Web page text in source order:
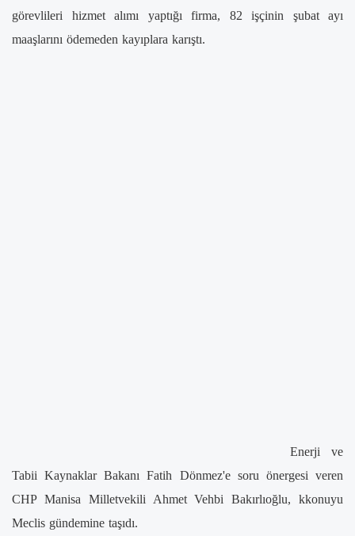
görevlileri hizmet alımı yaptığı firma, 82 işçinin şubat ayı
maaşlarını ödemeden kayıplara karıştı.
Enerji ve
Tabii Kaynaklar Bakanı Fatih Dönmez'e soru önergesi veren
CHP Manisa Milletvekili Ahmet Vehbi Bakırlıoğlu, kkonuyu
Meclis gündemine taşıdı.